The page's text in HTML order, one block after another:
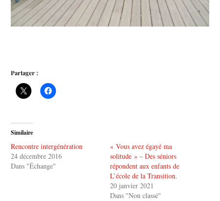
Partager :
Similaire
Rencontre intergénération
24 décembre 2016
Dans "Échange"
« Vous avez égayé ma
solitude » – Des séniors
répondent aux enfants de
L’école de la Transition.
20 janvier 2021
Dans "Non classé"